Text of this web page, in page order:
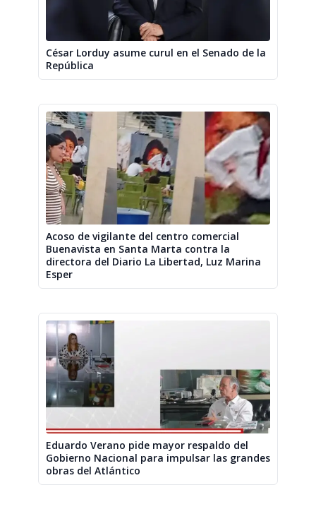
César Lorduy asume curul en el Senado de la
República
Acoso de vigilante del centro comercial
Buenavista en Santa Marta contra la
directora del Diario La Libertad, Luz Marina
Esper
Eduardo Verano pide mayor respaldo del
Gobierno Nacional para impulsar las grandes
obras del Atlántico